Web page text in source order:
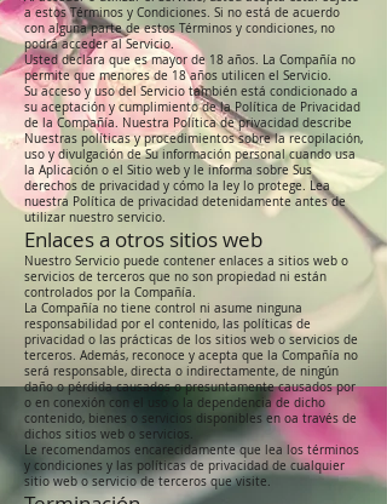
a estos Términos y Condiciones. Si no está de acuerdo
con alguna parte de estos Términos y condiciones, no
podrá acceder al Servicio.
Usted declara que es mayor de 18 años. La Compañía no
permite que menores de 18 años utilicen el Servicio.
Su acceso y uso del Servicio también está condicionado a
su aceptación y cumplimiento de la Política de Privacidad
de la Compañía. Nuestra Política de privacidad describe
Nuestras políticas y procedimientos sobre la recopilación,
uso y divulgación de Su información personal cuando usa
la Aplicación o el Sitio web y le informa sobre Sus
derechos de privacidad y cómo la ley lo protege. Lea
nuestra Política de privacidad detenidamente antes de
utilizar nuestro servicio.
Enlaces a otros sitios web
Nuestro Servicio puede contener enlaces a sitios web o
servicios de terceros que no son propiedad ni están
controlados por la Compañía.
La Compañía no tiene control ni asume ninguna
responsabilidad por el contenido, las políticas de
privacidad o las prácticas de los sitios web o servicios de
terceros. Además, reconoce y acepta que la Compañía no
será responsable, directa o indirectamente, de ningún
daño o pérdida causados o presuntamente causados por
o en conexión con el uso o la dependencia de dicho
contenido, bienes o servicios disponibles en oa través de
dichos sitios web o servicios.
Le recomendamos encarecidamente que lea los términos
y condiciones y las políticas de privacidad de cualquier
sitio web o servicio de terceros que visite.